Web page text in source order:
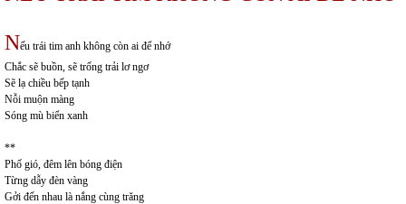
Nếu trái tim anh không còn ai để nhớ
Chắc sẽ buồn, sẽ trống trải lơ ngơ
Sẽ lạ chiều bếp tạnh
Nỗi muộn màng
Sóng mù biển xanh
**
Phố gió, đêm lên bóng điện
Từng dẫy đèn vàng
Gởi đến nhau là nắng cùng trăng